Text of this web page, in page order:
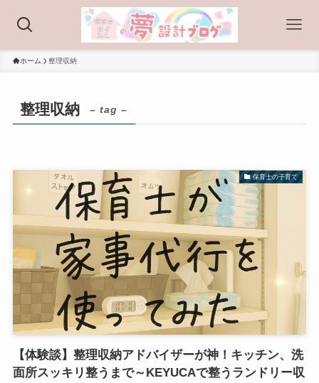
ホーム 整理収納
整理収納 – tag –
保育士の子育て
【体験談】整理収納アドバイザーが神！キッチン、洗
面所スッキリ整うまで～KEYUCAで整うランドリー収